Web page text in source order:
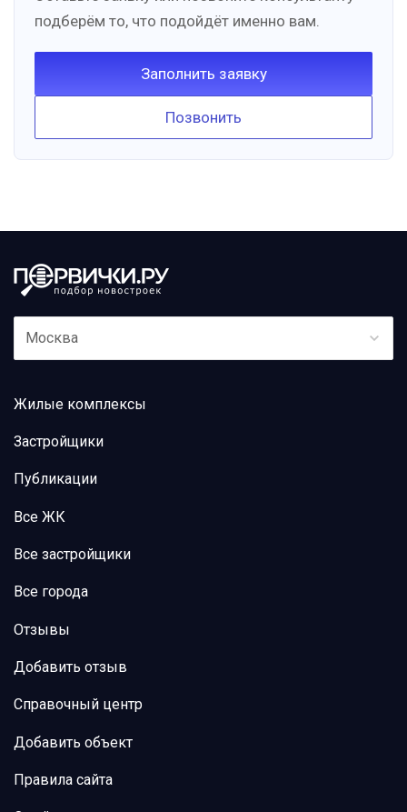
подберём то, что подойдёт именно вам.
Заполнить заявку
Позвонить
Москва
Жилые комплексы
Застройщики
Публикации
Все ЖК
Все застройщики
Все города
Отзывы
Добавить отзыв
Справочный центр
Добавить объект
Правила сайта